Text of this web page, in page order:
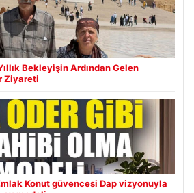
Bekleyişin Ardından Gelen
Ziyareti
Konut güvencesi Dap vizyonuyla